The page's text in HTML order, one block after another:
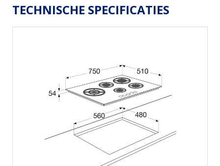
TECHNISCHE SPECIFICATIES